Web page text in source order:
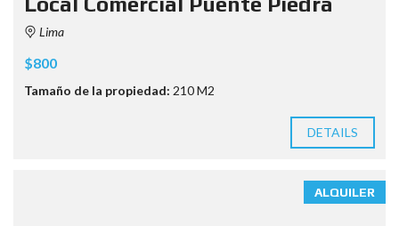
Lima
$800
Tamaño de la propiedad: 210 M2
DETAILS
ALQUILER